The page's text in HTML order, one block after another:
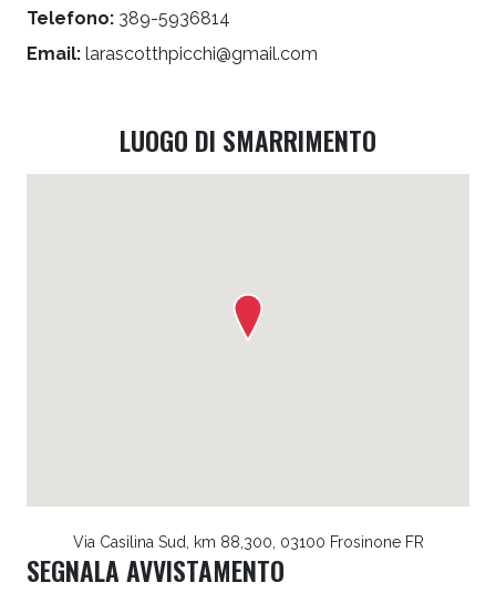
Telefono: 389-5936814
Email: larascotthpicchi@gmail.com
LUOGO DI SMARRIMENTO
Via Casilina Sud, km 88,300, 03100 Frosinone FR
SEGNALA AVVISTAMENTO